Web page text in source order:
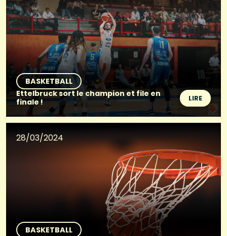
BASKETBALL
Ettelbruck sort le champion et file en
finale !
LIRE
28/03/2024
BASKETBALL